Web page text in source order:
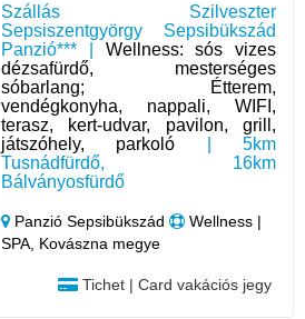
Szállás Szilveszter
Sepsiszentgyörgy Sepsibükszád
Panzió*** | Wellness: sós vizes
dézsafürdő, mesterséges
sóbarlang; Étterem,
vendégkonyha, nappali, WIFI,
terasz, kert-udvar, pavilon, grill,
játszóhely, parkoló | 5km
Tusnádfürdő, 16km
Bálványosfürdő
Panzió Sepsibükszád
Wellness |
SPA, Kovászna megye
Tichet | Card vakációs jegy